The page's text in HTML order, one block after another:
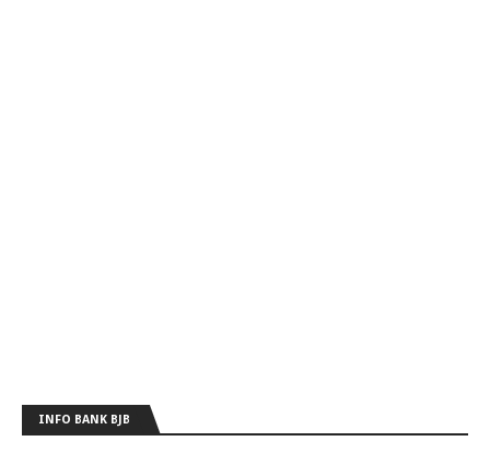
INFO BANK BJB